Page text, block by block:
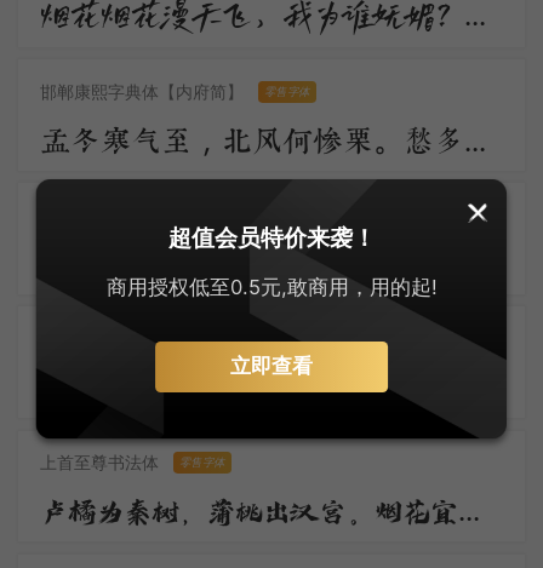
烟花烟花漫天飞，我为谁妩媚？不过是醉眼看花，花也醉。流沙流沙漫天飞，我为谁憔悴？不过是缘来缘散，缘如水。
邯郸康熙字典体【内府简】 零售字体
孟冬寒气至，北风何惨栗。愁多知夜长，仰观众星列。三五明月满，四五蟾兔缺。客从远方来，遗我一书札。上言长相思，下言久离别。置书怀袖中，三岁字不灭。一心抱区区，惧君不识察。
上首至尊书法体 零售字体
卢橘为秦树，蒲桃出汉宫。烟花宜落日，丝管醉春风。笛奏龙吟水，箫鸣凤下空。君王多乐事，还与万方同。
超值会员特价来袭！
商用授权低至0.5元,敢商用，用的起!
立即查看